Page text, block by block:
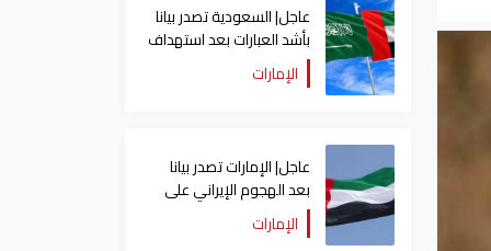
عاجل| السعودية تصدر بيانا
بأشد العبارات بعد استهداف
إيران لناقلة إماراتية
الإمارات
عاجل| الإمارات تصدر بيانا
بعد الهجوم الإيراني على
سفينة تابعة لـ"أدنوك"
الإمارات